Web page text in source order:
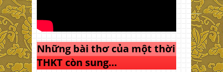
Những bài thơ của một thời
THKT còn sung…